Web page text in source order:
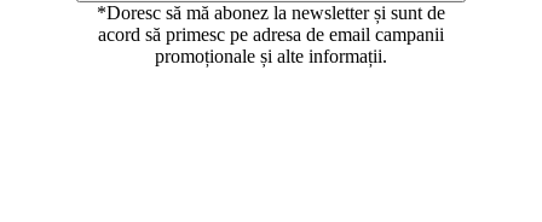
*Doresc să mă abonez la newsletter și sunt de
acord să primesc pe adresa de email campanii
promoționale și alte informații.